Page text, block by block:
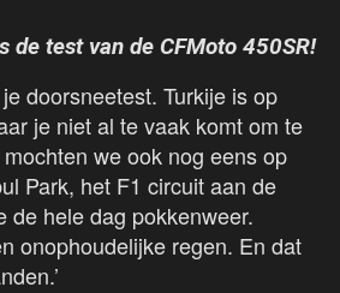
de test van de CFMoto 450SR!
doorsneetest. Turkije is op
je niet al te vaak komt om te
we ook nog eens op
Park, het F1 circuit aan de
de hele dag pokkenweer.
onophoudelijke regen. En dat